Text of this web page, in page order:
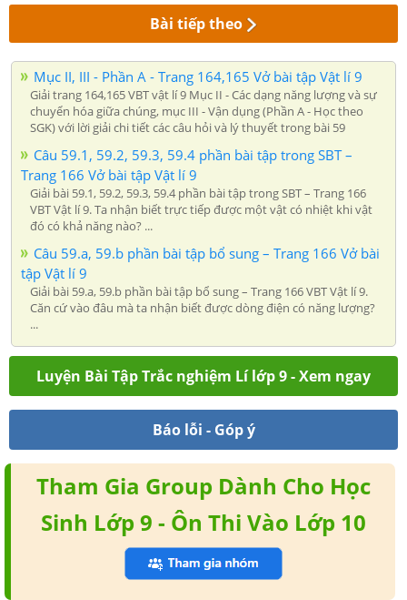
Bài tiếp theo
Mục II, III - Phần A - Trang 164,165 Vở bài tập Vật lí 9
Giải trang 164,165 VBT vật lí 9 Mục II - Các dạng năng lượng và sự
chuyển hóa giữa chúng, mục III - Vận dụng (Phần A - Học theo
SGK) với lời giải chi tiết các câu hỏi và lý thuyết trong bài 59
Câu 59.1, 59.2, 59.3, 59.4 phần bài tập trong SBT –
Trang 166 Vở bài tập Vật lí 9
Giải bài 59.1, 59.2, 59.3, 59.4 phần bài tập trong SBT – Trang 166
VBT Vật lí 9. Ta nhận biết trực tiếp được một vật có nhiệt khi vật
đó có khả năng nào? ...
Câu 59.a, 59.b phần bài tập bổ sung – Trang 166 Vở bài
tập Vật lí 9
Giải bài 59.a, 59.b phần bài tập bổ sung – Trang 166 VBT Vật lí 9.
Căn cứ vào đâu mà ta nhận biết được dòng điện có năng lượng?
...
Luyện Bài Tập Trắc nghiệm Lí lớp 9 - Xem ngay
Báo lỗi - Góp ý
Tham Gia Group Dành Cho Học
Sinh Lớp 9 - Ôn Thi Vào Lớp 10